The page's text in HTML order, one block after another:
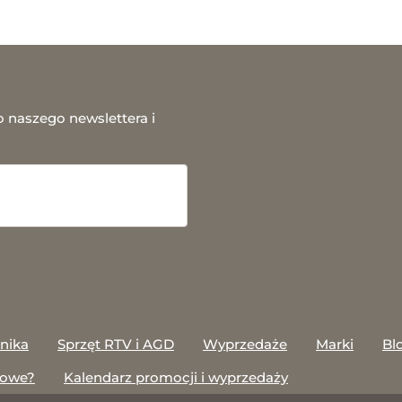
naszego newslettera i
Sprzęt RTV i AGD Wyprzedaże Marki
Kalendarz promocji i wyprzedaży